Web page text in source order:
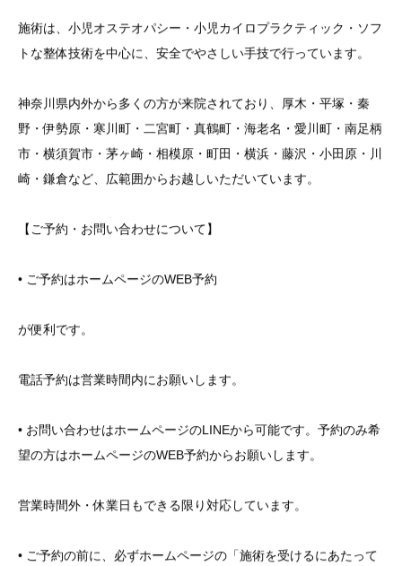
施術は、小児オステオパシー・小児カイロプラクティック・ソフ
トな整体技術を中心に、安全でやさしい手技で行っています。
神奈川県内外から多くの方が来院されており、厚木・平塚・秦
野・伊勢原・寒川町・二宮町・真鶴町・海老名・愛川町・南足柄
市・横須賀市・茅ヶ崎・相模原・町田・横浜・藤沢・小田原・川
崎・鎌倉など、広範囲からお越しいただいています。
【ご予約・お問い合わせについて】
• ご予約はホームページのWEB予約
が便利です。
電話予約は営業時間内にお願いします。
• お問い合わせはホームページのLINEから可能です。予約のみ希
望の方はホームページのWEB予約からお願いします。
営業時間外・休業日もできる限り対応しています。
• ご予約の前に、必ずホームページの「施術を受けるにあたって